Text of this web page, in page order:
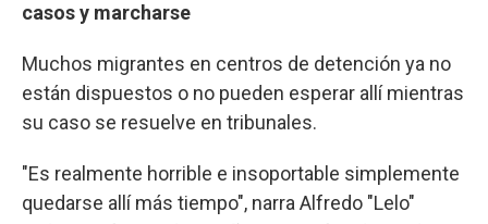
casos y marcharse
Muchos migrantes en centros de detención ya no
están dispuestos o no pueden esperar allí mientras
su caso se resuelve en tribunales.
"Es realmente horrible e insoportable simplemente
quedarse allí más tiempo", narra Alfredo "Lelo"